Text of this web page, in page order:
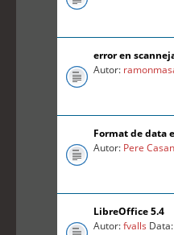
error en
Autor:
Format de data
Autor: Pere
LibreOffice 5.4
Autor:fvalls